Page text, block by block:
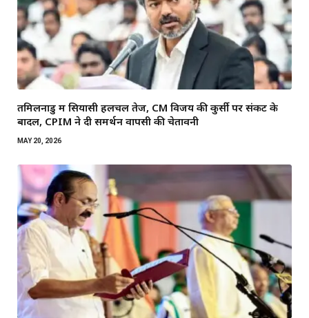
तमिलनाडु में सियासी हलचल तेज, CM विजय की कुर्सी पर संकट के
बादल, CPIM ने दी समर्थन वापसी की चेतावनी
MAY 20, 2026